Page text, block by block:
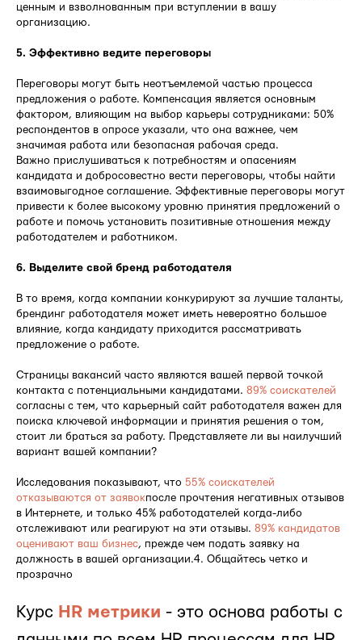
ценным и взволнованным при вступлении в вашу
организацию.
5. Эффективно ведите переговоры
Переговоры могут быть неотъемлемой частью процесса
предложения о работе. Компенсация является основным
фактором, влияющим на выбор карьеры сотрудниками: 50%
респондентов в опросе указали, что она важнее, чем
значимая работа или безопасная рабочая среда.
Важно прислушиваться к потребностям и опасениям
кандидата и добросовестно вести переговоры, чтобы найти
взаимовыгодное соглашение. Эффективные переговоры могут
привести к более высокому уровню принятия предложений о
работе и помочь установить позитивные отношения между
работодателем и работником.
6. Выделите свой бренд работодателя
В то время, когда компании конкурируют за лучшие таланты,
брендинг работодателя может иметь невероятно большое
влияние, когда кандидату приходится рассматривать
предложение о работе.
Страницы вакансий часто являются вашей первой точкой
контакта с потенциальными кандидатами. 89% соискателей
согласны с тем, что карьерный сайт работодателя важен для
поиска ключевой информации и принятия решения о том,
стоит ли браться за работу. Представляете ли вы наилучший
вариант вашей компании?
Исследования показывают, что 55% соискателей
отказываются от заявокпосле прочтения негативных отзывов
в Интернете, и только 45% работодателей когда-либо
отслеживают или реагируют на эти отзывы. 89% кандидатов
оценивают ваш бизнес, прежде чем подать заявку на
должность в вашей организации.4. Общайтесь четко и
прозрачно
Курс HR метрики - это основа работы с